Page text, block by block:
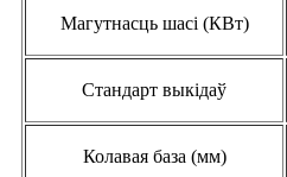
Магутнасць шасі (КВт)
Стандарт выкідаў
Колавая база (мм)